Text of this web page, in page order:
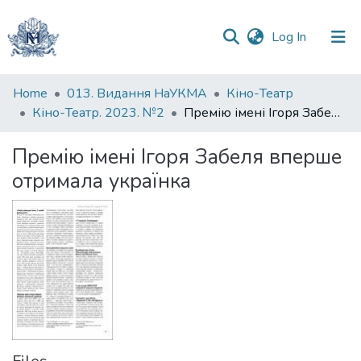
Log In (current)
Communities
&
All of DSpace
Statistics
Home 013. Видання НаУКМА
Кіно-Театр
Кіно-Театр. 2023. №2
Премію імені Ігоря Забеля вперше отримала українка
Премію імені Ігоря Забеля вперше
отримала українка